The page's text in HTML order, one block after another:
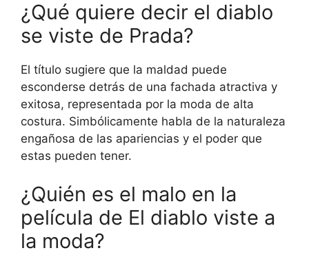
¿Qué quiere decir el diablo
se viste de Prada?
El título sugiere que la maldad puede
esconderse detrás de una fachada atractiva y
exitosa, representada por la moda de alta
costura. Simbólicamente habla de la naturaleza
engañosa de las apariencias y el poder que
estas pueden tener.
¿Quién es el malo en la
película de El diablo viste a
la moda?